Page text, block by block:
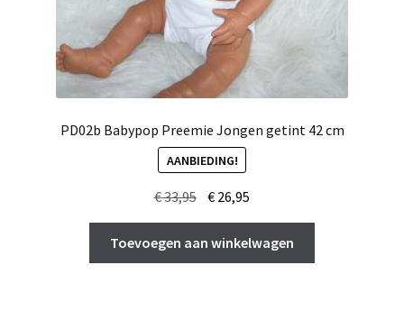
PD02b Babypop Preemie Jongen getint 42 cm
AANBIEDING!
€33,95 Oorspronkelijke
prijs
was:
€ 33,95.
€ 26,95
prijs
is:
€ 26,95.
Toevoegen aan winkelwagen